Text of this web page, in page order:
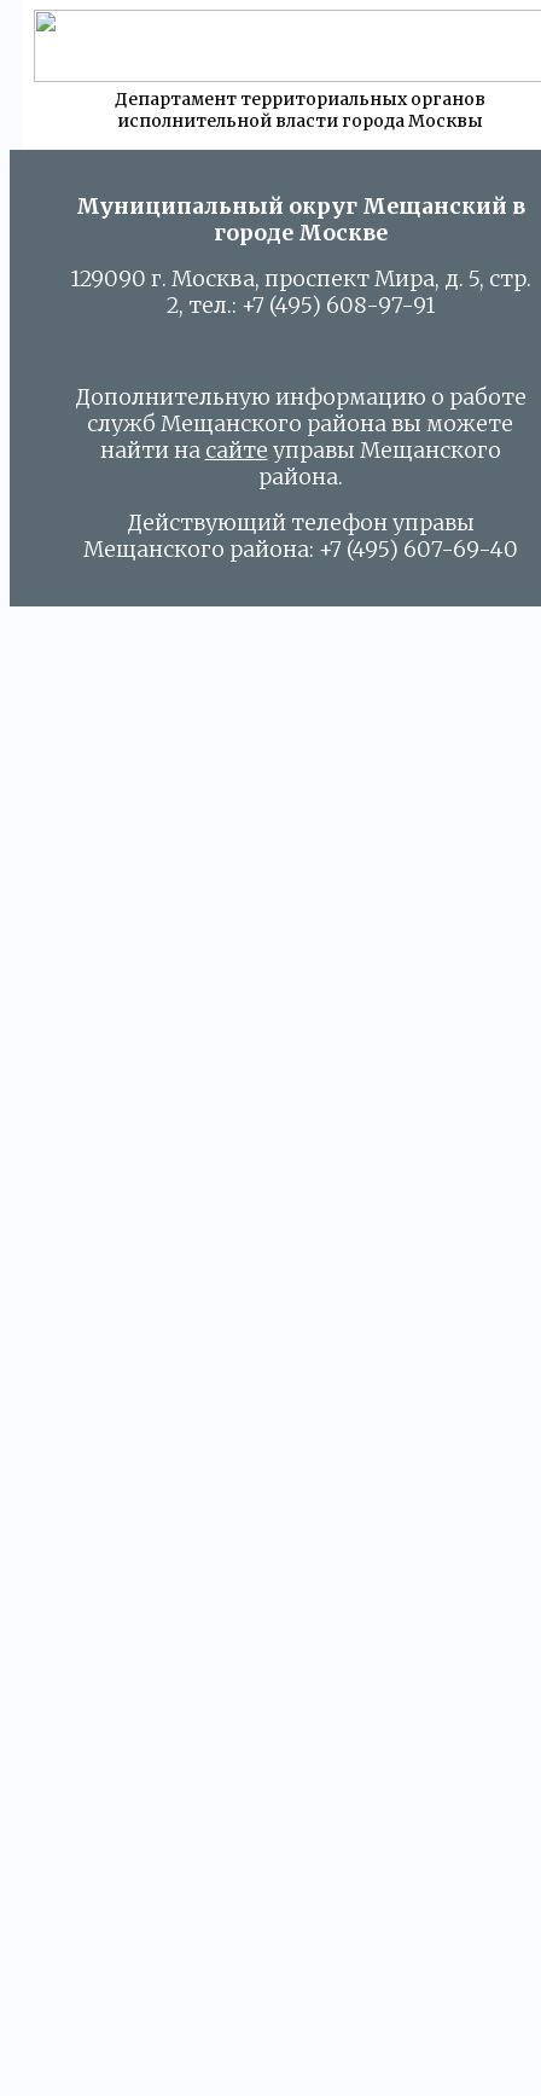
Департамент территориальных органов
исполнительной власти города Москвы
Муниципальный округ Мещанский в
городе Москве
129090 г. Москва, проспект Мира, д. 5, стр.
2, тел.: +7 (495) 608-97-91
Дополнительную информацию о работе
служб Мещанского района вы можете
найти на сайте управы Мещанского
района.
Действующий телефон управы
Мещанского района: +7 (495) 607-69-40